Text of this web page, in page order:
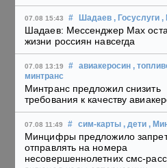
07.08 15:43 # Шадаев , Госуслуги ,
Шадаев: Мессенджер Max
жизни россиян навсегда
07.08 13:19 # авиакеросин ,
минтранс
Минтранс предложил снизить
требования к качеству
07.08 11:49 # сим-карты , дети ,
Минцифры предложило
отправлять на номера
несовершеннолетних смс-